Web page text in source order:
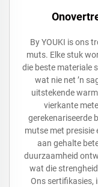
By YOUKI is ons
muts. Elke stuk
die beste materiale
wat nie net ’n
uitstekende
vierkante
gerekenariseerde
mutse met presisie
aan gehalte
duurzaamheid
wat die
Ons sertifikasies,